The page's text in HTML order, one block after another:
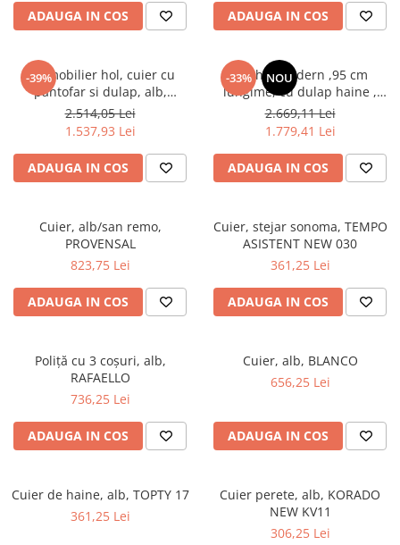
ADAUGA IN COS ADAUGA IN COS
-39%
Set mobilier hol, cuier cu
pantofar si dulap, alb,
190x140x40 cm, Bortis Impex
2.514,05 Lei
1.537,93 Lei
ADAUGA IN COS
-33% NOU
Set hol modern ,95 cm
lungime, cu dulap haine ,
pantofar si panouri tapitate
stofa maro/ alb, Bortis
2.669,11 Lei
1.779,41 Lei
ADAUGA IN COS
Cuier, alb/san remo,
PROVENSAL
823,75 Lei
ADAUGA IN COS
Cuier, stejar sonoma, TEMPO
ASISTENT NEW 030
361,25 Lei
ADAUGA IN COS
Poliţă cu 3 coşuri, alb,
RAFAELLO
736,25 Lei
ADAUGA IN COS
Cuier, alb, BLANCO
656,25 Lei
ADAUGA IN COS
Cuier de haine, alb, TOPTY 17
361,25 Lei
Cuier perete, alb, KORADO
NEW KV11
306,25 Lei